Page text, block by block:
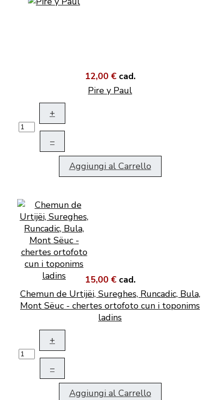
12,00 € cad.
Pire y Paul
+
–
Aggiungi al Carrello
15,00 € cad.
Chemun de Urtijëi, Sureghes, Runcadic, Bula,
Mont Sëuc - chertes ortofoto cun i toponims
ladins
+
–
Aggiungi al Carrello